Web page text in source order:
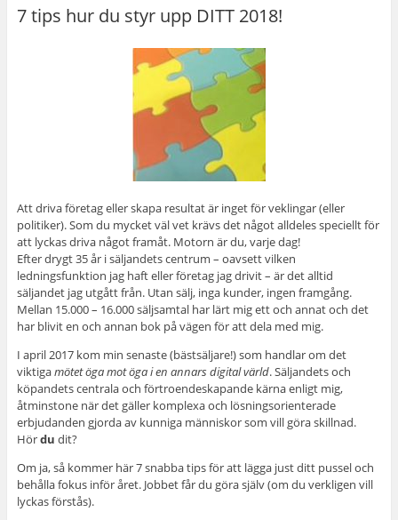
7 tips hur du styr upp DITT 2018!
Att driva företag eller skapa resultat är inget för veklingar (eller
politiker). Som du mycket väl vet krävs det något alldeles speciellt för
att lyckas driva något framåt. Motorn är du, varje dag!
Efter drygt 35 år i säljandets centrum – oavsett vilken
ledningsfunktion jag haft eller företag jag drivit – är det alltid
säljandet jag utgått från. Utan sälj, inga kunder, ingen framgång.
Mellan 15.000 – 16.000 säljsamtal har lärt mig ett och annat och det
har blivit en och annan bok på vägen för att dela med mig.
I april 2017 kom min senaste (bästsäljare!) som handlar om det
viktigamötet öga mot öga i en annars digital värld. Säljandets och
köpandets centrala och förtroendeskapande kärna enligt mig,
åtminstone när det gäller komplexa och lösningsorienterade
erbjudanden gjorda av kunniga människor som vill göra skillnad.
Hördu dit?
Om ja, så kommer här 7 snabba tips för att lägga just ditt pussel och
behålla fokus inför året. Jobbet får du göra själv (om du verkligen vill
lyckas förstås).